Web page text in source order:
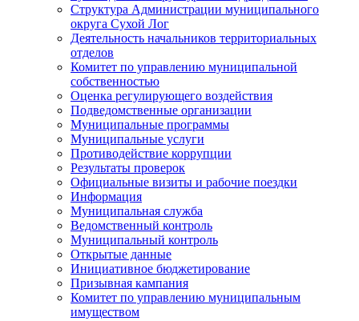
Структура Администрации муниципального
округа Сухой Лог
Деятельность начальников территориальных
отделов
Комитет по управлению муниципальной
собственностью
Оценка регулирующего воздействия
Подведомственные организации
Муниципальные программы
Муниципальные услуги
Противодействие коррупции
Результаты проверок
Официальные визиты и рабочие поездки
Информация
Муниципальная служба
Ведомственный контроль
Муниципальный контроль
Открытые данные
Инициативное бюджетирование
Призывная кампания
Комитет по управлению муниципальным
имуществом